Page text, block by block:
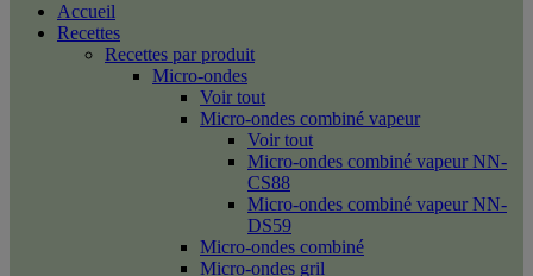
Accueil
Recettes
Recettes par produit
Micro-ondes
Voir tout
Micro-ondes combiné vapeur
Voir tout
Micro-ondes combiné vapeur NN-
CS88
Micro-ondes combiné vapeur NN-
DS59
Micro-ondes combiné
Micro-ondes gril